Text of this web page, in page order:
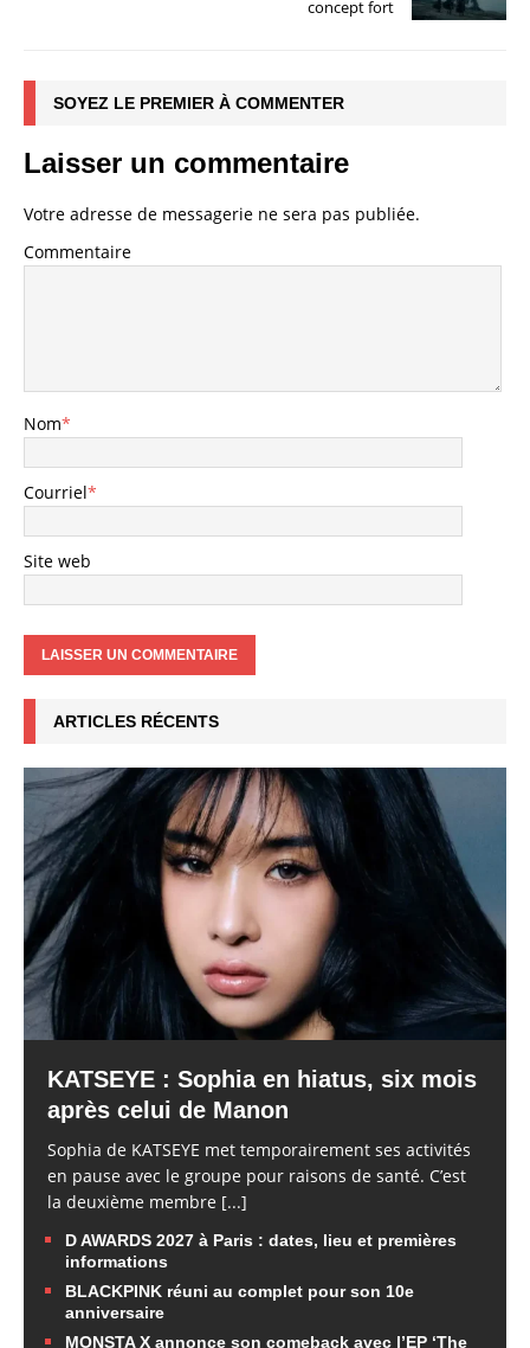
concept fort
SOYEZ LE PREMIER À COMMENTER
Laisser un commentaire
Votre adresse de messagerie ne sera pas publiée.
Commentaire
Nom*
Courriel*
Site web
ARTICLES RÉCENTS
KATSEYE : Sophia en hiatus, six mois
après celui de Manon
Sophia de KATSEYE met temporairement ses activités
en pause avec le groupe pour raisons de santé. C’est
la deuxième membre [...]
D AWARDS 2027 à Paris : dates, lieu et premières
informations
BLACKPINK réuni au complet pour son 10e
anniversaire
MONSTA X annonce son comeback avec l’EP ‘The